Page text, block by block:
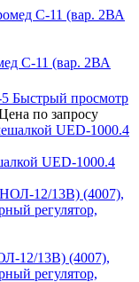
С-11 (вар. 2ВА
Быстрый просмотр
по запросу
UED-1000.4
12/13В) (4007),
регулятор,